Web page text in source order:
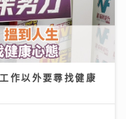
作以外要尋找健康